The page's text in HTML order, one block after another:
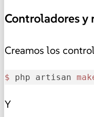
Controladores y
Creamos los
$ php artisan
Y